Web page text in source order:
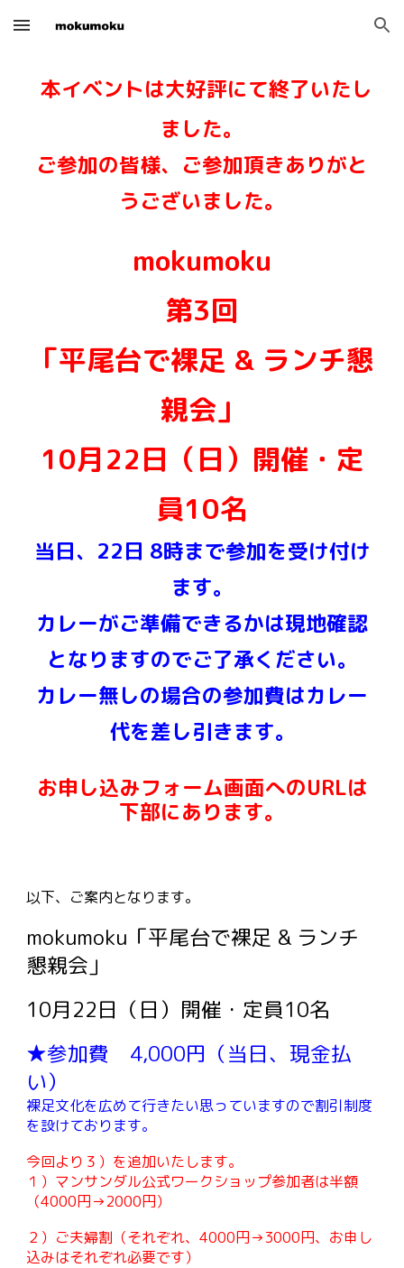
Skip to main content Skip to navigation
本イベントは大好評にて終了いたし
ました。
ご参加の皆様、ご参加頂きありがと
うございました。
mokumoku
第3回
「平尾台で裸足 & ランチ懇
親会」
10月22日（日）開催・定
員10名
当日、22日 8時まで参加を受け付け
ます。
カレーがご準備できるかは現地確認
となりますのでご了承ください。
カレー無しの場合の参加費はカレー
代を差し引きます。
お申し込みフォーム画面へのURLは
下部にあります。
以下、ご案内となります。
mokumoku「平尾台で裸足 & ランチ
懇親会」
10月22日（日 ）開催・定員10名
★参加費 4,000円（当日、現金払
い）
裸足文化を広めて行きたい思っていますので割引制度
を設けております。
今回より３）を追加いたします。
１）マンサンダル公式ワークショップ参加者は半額
（4000円→2000円）
２）ご夫婦割（それぞれ、4000円→3000円、お申し
込みはそれぞれ必要です）